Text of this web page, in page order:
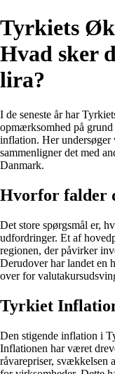
Tyrkiets
Hvad sker
lira?
I de seneste år har
opmærksomhed på
inflation. Her undersøger
sammenligner det med
Danmark.
Hvorfor falder
Det store spørgsmål er,
udfordringer. Et af
regionen, der påvirker
Derudover har landet en
over for
Tyrkiet
Den stigende inflation i
Inflationen har været
råvarepriser, svækkelsen